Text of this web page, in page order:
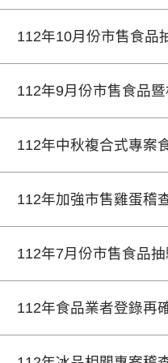
112年10月份市售食品
112年9月份市售食品
112年中秋複合式專案
112年加強市售雞蛋稽
112年7月份市售食品
112年食品業者登錄再